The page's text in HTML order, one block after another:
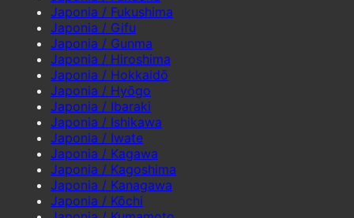
Japonia / Fukushima
Japonia / Gifu
Japonia / Gunma
Japonia / Hiroshima
Japonia / Hokkaidō
Japonia / Hyōgo
Japonia / Ibaraki
Japonia / Ishikawa
Japonia / Iwate
Japonia / Kagawa
Japonia / Kagoshima
Japonia / Kanagawa
Japonia / Kōchi